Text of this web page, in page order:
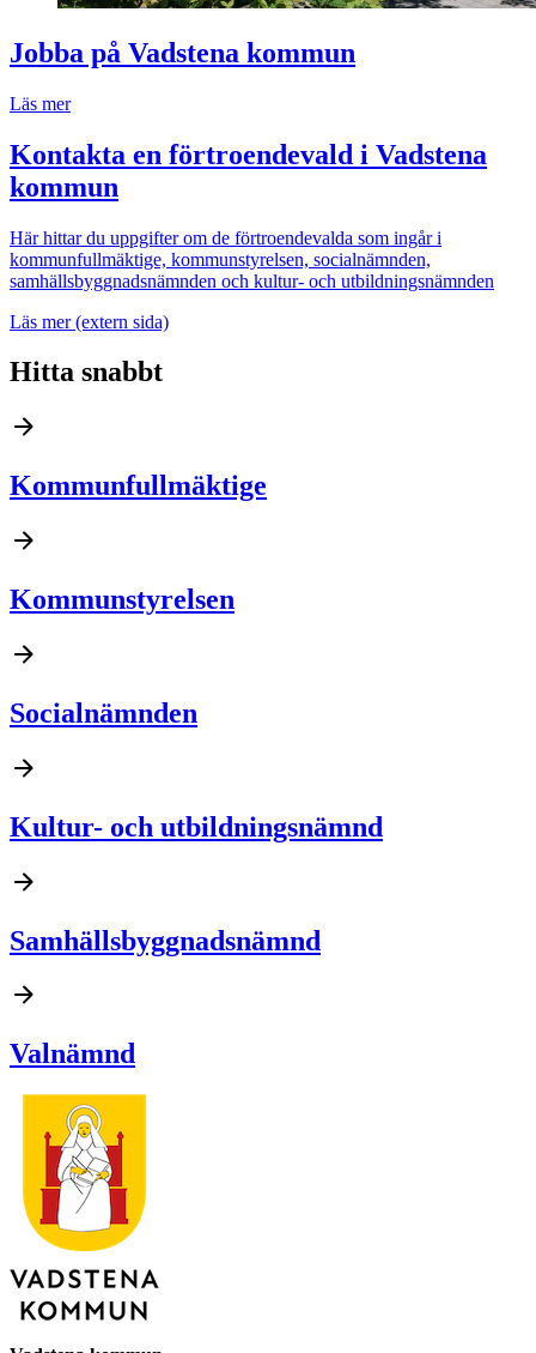
Jobba på Vadstena kommun
Läs mer
Kontakta en förtroendevald i Vadstena
kommun
Här hittar du uppgifter om de förtroendevalda som ingår i
kommunfullmäktige, kommunstyrelsen, socialnämnden,
samhällsbyggnadsnämnden och kultur- och utbildningsnämnden
Läs mer(extern sida)
Hitta snabbt
Kommunfullmäktige
Kommunstyrelsen
Socialnämnden
Kultur- och utbildningsnämnd
Samhällsbyggnadsnämnd
Valnämnd